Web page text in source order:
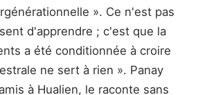
». Ce n'est pas
d'apprendre ; c'est que la
a été conditionnée à croire
ne sert à rien ». Panay
à Hualien, le raconte sans